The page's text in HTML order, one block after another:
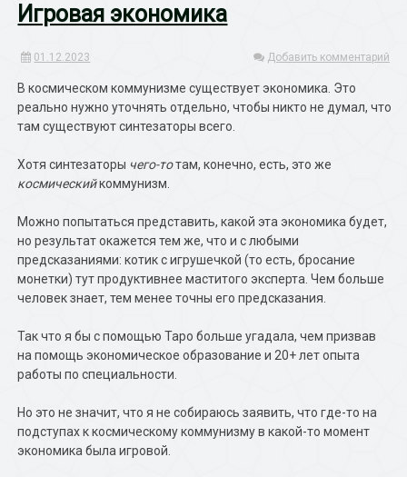
Игровая экономика
01.12.2023 Добавить комментарий
В космическом коммунизме существует экономика. Это
реально нужно уточнять отдельно, чтобы никто не думал, что
там существуют синтезаторы всего.
Хотя синтезаторы чего-тотам, конечно, есть, это же
космическийкоммунизм.
Можно попытаться представить, какой эта экономика будет,
но результат окажется тем же, что и с любыми
предсказаниями: котик с игрушечкой (то есть, бросание
монетки) тут продуктивнее маститого эксперта. Чем больше
человек знает, тем менее точны его предсказания.
Так что я бы с помощью Таро больше угадала, чем призвав
на помощь экономическое образование и 20+ лет опыта
работы по специальности.
Но это не значит, что я не собираюсь заявить, что где-то на
подступах к космическому коммунизму в какой-то момент
экономика была игровой.